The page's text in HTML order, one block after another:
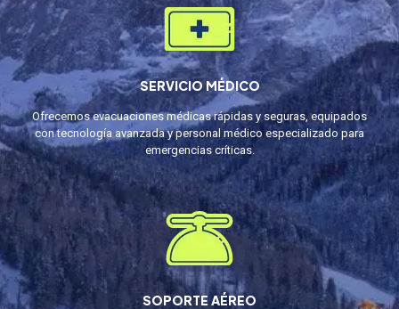
SERVICIO MÉDICO
Ofrecemos evacuaciones médicas rápidas y seguras, equipados
con tecnología avanzada y personal médico especializado para
emergencias críticas.
SOPORTE AÉREO